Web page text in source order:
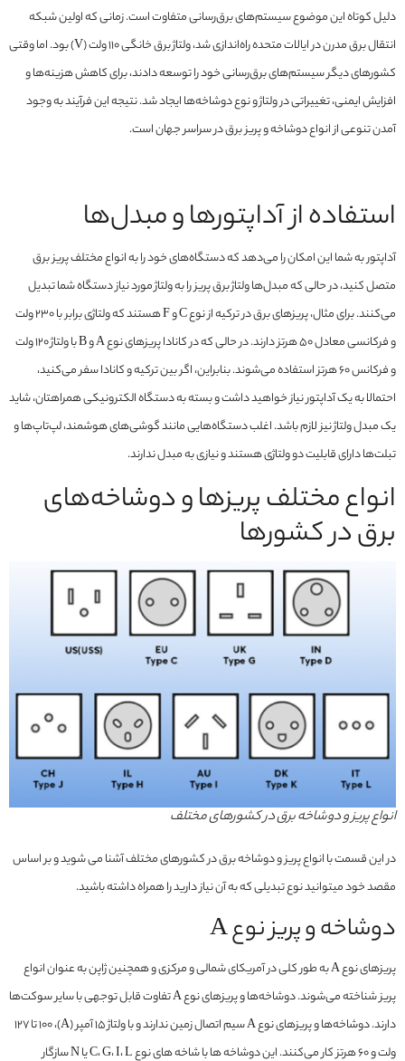
دلیل کوتاه این موضوع سیستم‌های برق‌رسانی متفاوت است. زمانی که اولین شبکه
انتقال برق مدرن در ایالات متحده راه‌اندازی شد، ولتاژ برق خانگی ۱۱۰ ولت (V) بود. اما وقتی
کشورهای دیگر سیستم‌های برق‌رسانی خود را توسعه دادند، برای کاهش هزینه‌ها و
افزایش ایمنی، تغییراتی در ولتاژ و نوع دوشاخه‌ها ایجاد شد. نتیجه این فرآیند به وجود
آمدن تنوعی از انواع دوشاخه و پریز برق در سراسر جهان است.
استفاده از آداپتورها و مبدل‌ها
آداپتور به شما این امکان را می‌دهد که دستگاه‌های خود را به انواع مختلف پریز برق
متصل کنید، در حالی که مبدل‌ها ولتاژ برق پریز را به ولتاژ مورد نیاز دستگاه شما تبدیل
می‌کنند. برای مثال، پریزهای برق در ترکیه از نوع C و F هستند که ولتاژی برابر با ۲۳۰ ولت
و فرکانسی معادل ۵۰ هرتز دارند. در حالی که در کانادا پریزهای نوع A و B با ولتاژ ۱۲۰ ولت
و فرکانس ۶۰ هرتز استفاده می‌شوند. بنابراین، اگر بین ترکیه و کانادا سفر می‌کنید،
احتمالا به یک آداپتور نیاز خواهید داشت و بسته به دستگاه الکترونیکی همراهتان، شاید
یک مبدل ولتاژ نیز لازم باشد. اغلب دستگاه‌هایی مانند گوشی‌های هوشمند، لپ‌تاپ‌ها و
تبلت‌ها دارای قابلیت دو ولتاژی هستند و نیازی به مبدل ندارند.
انواع مختلف پریزها و دوشاخه‌های
برق در کشورها
انواع پریز و دوشاخه برق در کشورهای مختلف
در این قسمت با انواع پریز و دوشاخه برق در کشورهای مختلف آشنا می شوید و بر اساس
مقصد خود میتوانید نوع تبدیلی که به آن نیاز دارید را همراه داشته باشید.
دوشاخه و پریز نوع A
پریزهای نوع A به طور کلی در آمریکای شمالی و مرکزی و همچنین ژاپن به عنوان انواع
پریز شناخته می‌شوند. دوشاخه‌ها و پریزهای نوع A تفاوت قابل توجهی با سایر سوکت‌ها
دارند. دوشاخه‌ها و پریزهای نوع A سیم اتصال زمین ندارند و با ولتاژ 15 آمپر (A)، 100 تا 127
ولت و 60 هرتز کار می‌کنند. این دوشاخه ها با شاخه های نوع C، G، I، L یا N سازگار